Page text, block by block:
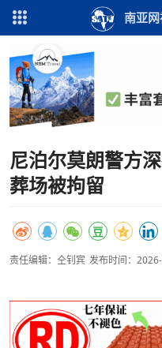
南亚网
尼泊尔莫朗警方
葬场被拘留
责任编辑：仝钊宾 发布时间：